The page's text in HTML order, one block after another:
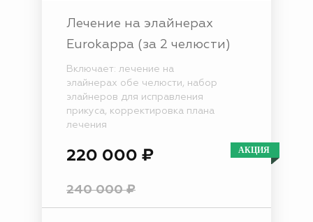
Лечение на элайнерах
Eurokappa (за 2 челюсти)
Включает: лечение на
элайнерах обе челюсти, набор
элайнеров для исправления
прикуса, корректировка плана
лечения
220 000 ₽
240 000 ₽